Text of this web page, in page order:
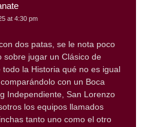
at 4:30 pm
dos patas, se le nota poco
sobre jugar un Clásico de
todo la Historia qué no es igual
con un Boca
Independiente, San Lorenzo
los equipos llamados
tanto uno como el otro